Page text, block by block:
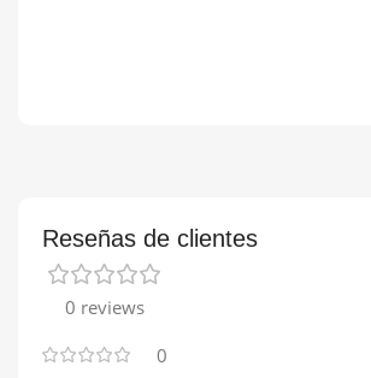
Reseñas de clientes
0 reviews
0